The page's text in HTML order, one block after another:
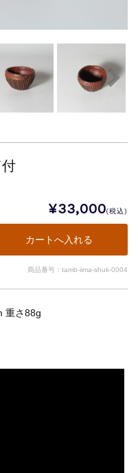
¥33,000(税込)
商品番号：tamb-iima-shuk-0004
重さ88g